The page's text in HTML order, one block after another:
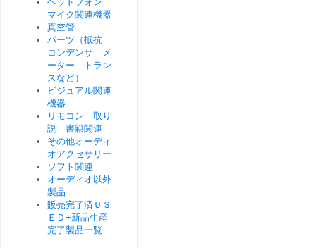
マイク関連機器
真空管
パーツ（抵抗
コンデンサ メ
ーター トラン
スなど）
ビジュアル関連
機器
リモコン 取り
説 書籍関連
その他オーディ
オアクセサリー
ソフト関連
オーディオ以外
製品
販売完了済ＵＳ
ＥＤ+新品生産
完了製品一覧